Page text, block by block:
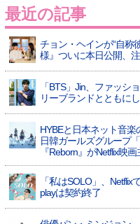
最近の記事
チョン・ヘインが“自称
様』ついに本日公開、
「BTS」Jin、ファッ
リーブランドとともに
HYBEと日本ネット音
日韓ガールズグループ
『Reborn』がNetflix映
「私はSOLO」、
playは契約終了